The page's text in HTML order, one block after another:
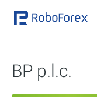
BP p.l.c.